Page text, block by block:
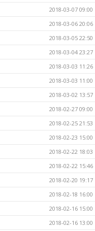
2018-03-07 09:00
2018-03-06 20:06
2018-03-05 22:50
2018-03-04 23:27
2018-03-03 11:26
2018-03-03 11:00
2018-03-02 13:57
2018-02-27 09:00
2018-02-25 21:53
2018-02-23 15:00
2018-02-22 18:03
2018-02-22 15:46
2018-02-20 19:17
2018-02-18 16:00
2018-02-16 15:00
2018-02-16 13:00